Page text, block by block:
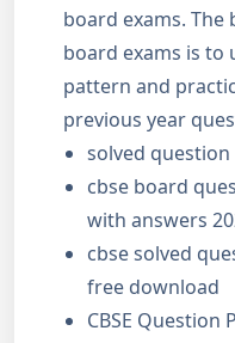
board exams.
board exams is to
pattern and
previous year
solved
cbse board
with answers
cbse solved
free download
CBSE Question